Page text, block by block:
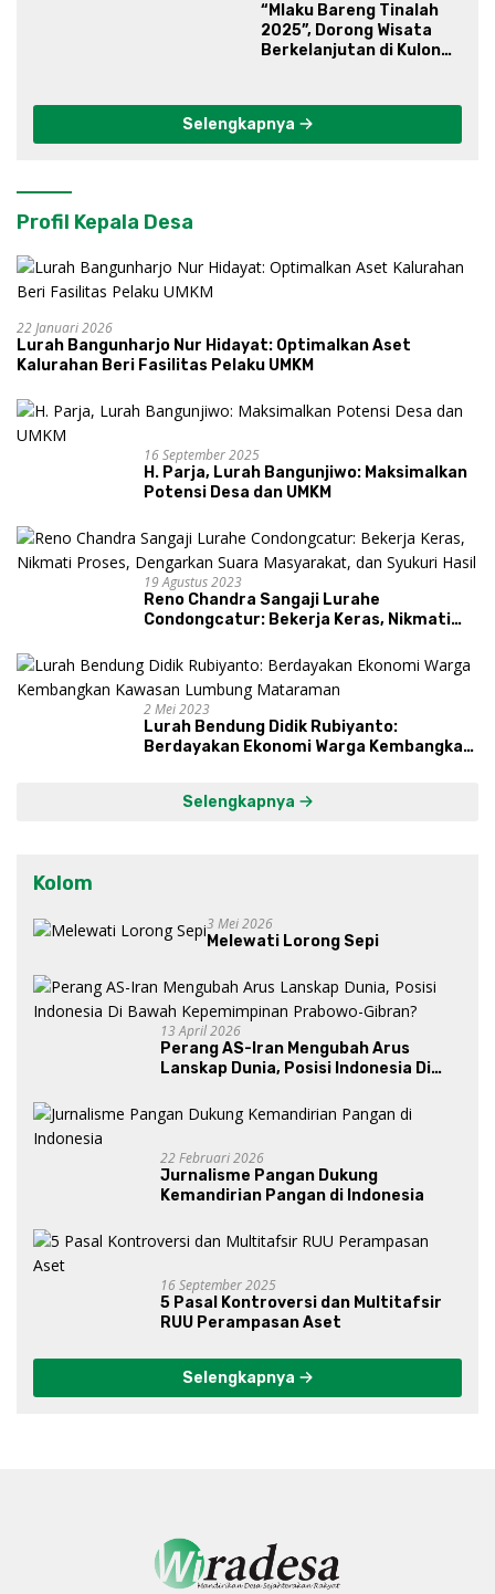
“Mlaku Bareng Tinalah
2025”, Dorong Wisata
Berkelanjutan di Kulon
Selengkapnya
Profil Kepala Desa
22 Januari 2026
Lurah Bangunharjo Nur Hidayat: Optimalkan Aset
Kalurahan Beri Fasilitas Pelaku UMKM
16 September 2025
H. Parja, Lurah Bangunjiwo: Maksimalkan
Potensi Desa dan UMKM
19 Agustus 2023
Reno Chandra Sangaji Lurahe
Condongcatur: Bekerja Keras, Nikmati
dan Syukuri Hasil
2 Mei 2023
Lurah Bendung Didik Rubiyanto:
Berdayakan Ekonomi Warga Kembangkan
Selengkapnya
Kolom
3 Mei 2026
Melewati Lorong Sepi
13 April 2026
Perang AS-Iran Mengubah Arus
Lanskap Dunia, Posisi Indonesia Di
Gibran?
22 Februari 2026
Jurnalisme Pangan Dukung
Kemandirian Pangan di Indonesia
16 September 2025
5 Pasal Kontroversi dan Multitafsir
RUU Perampasan Aset
Selengkapnya